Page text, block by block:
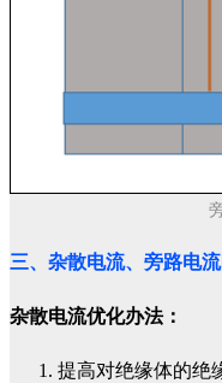
三、杂散电流、旁路电
杂散电流优化办法：
提高对绝缘体的绝